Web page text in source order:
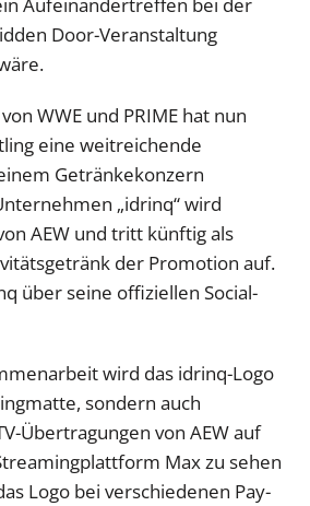
Door-Veranstaltung
WWE und PRIME hat nun
eine weitreichende
Getränkekonzern
„idrinq“ wird
AEW und tritt künftig als
der Promotion auf.
über seine offiziellen Social-
wird das idrinq-Logo
sondern auch
Übertragungen von AEW auf
Max zu sehen
Logo bei verschiedenen Pay-